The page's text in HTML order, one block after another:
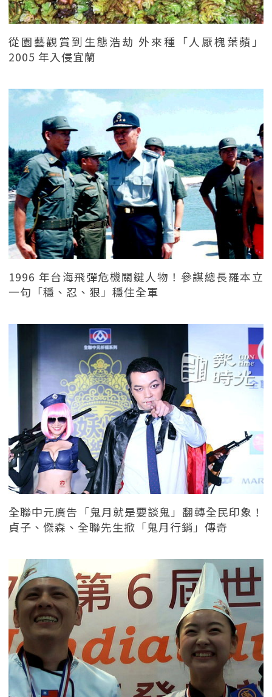
從園藝觀賞到生態浩劫 外來種「人厭槐葉蘋」
2005 年入侵宜蘭
1996 年台海飛彈危機關鍵人物！參謀總長羅本立
一句「穩、忍、狠」穩住全軍
全聯中元廣告「鬼月就是要談鬼」翻轉全民印象！
貞子、傑森、全聯先生掀「鬼月行銷」傳奇